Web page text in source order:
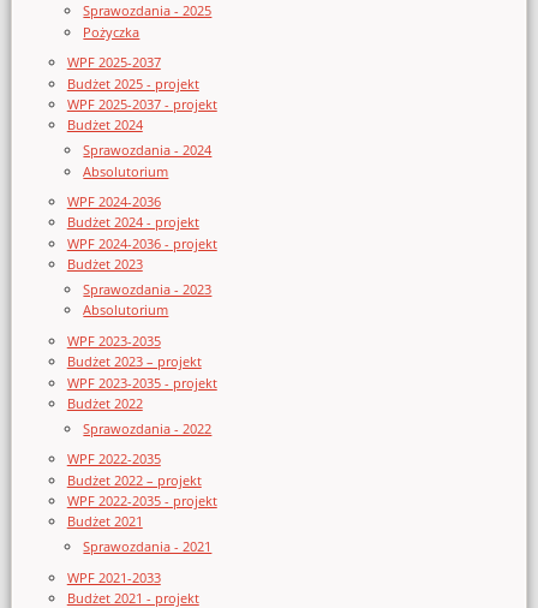
Sprawozdania - 2025
Pożyczka
WPF 2025-2037
Budżet 2025 - projekt
WPF 2025-2037 - projekt
Budżet 2024
Sprawozdania - 2024
Absolutorium
WPF 2024-2036
Budżet 2024 - projekt
WPF 2024-2036 - projekt
Budżet 2023
Sprawozdania - 2023
Absolutorium
WPF 2023-2035
Budżet 2023 – projekt
WPF 2023-2035 - projekt
Budżet 2022
Sprawozdania - 2022
WPF 2022-2035
Budżet 2022 – projekt
WPF 2022-2035 - projekt
Budżet 2021
Sprawozdania - 2021
WPF 2021-2033
Budżet 2021 - projekt